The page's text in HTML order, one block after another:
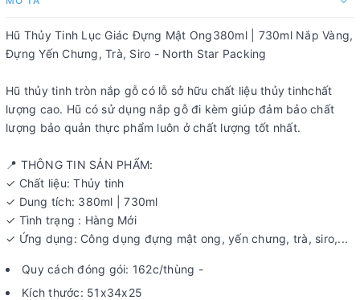
Hũ Thủy Tinh Lục Giác Đựng Mật Ong380ml | 730ml Nắp Vàng,
Đựng Yến Chưng, Trà, Siro - North Star Packing
Hũ thủy tinh tròn nắp gỗ có lỗ sở hữu chất liệu thủy tinhchất
lượng cao. Hũ có sử dụng nắp gỗ đi kèm giúp đảm bảo chất
lượng bảo quản thực phẩm luôn ở chất lượng tốt nhất.
📍 THÔNG TIN SẢN PHẨM:
✓ Chất liệu: Thủy tinh
✓ Dung tích: 380ml | 730ml
✓ Tình trạng : Hàng Mới
✓ Ứng dụng: Công dụng đựng mật ong, yến chưng, trà, siro,...
Quy cách đóng gói: 162c/thùng -
Kích thước: 51x34x25